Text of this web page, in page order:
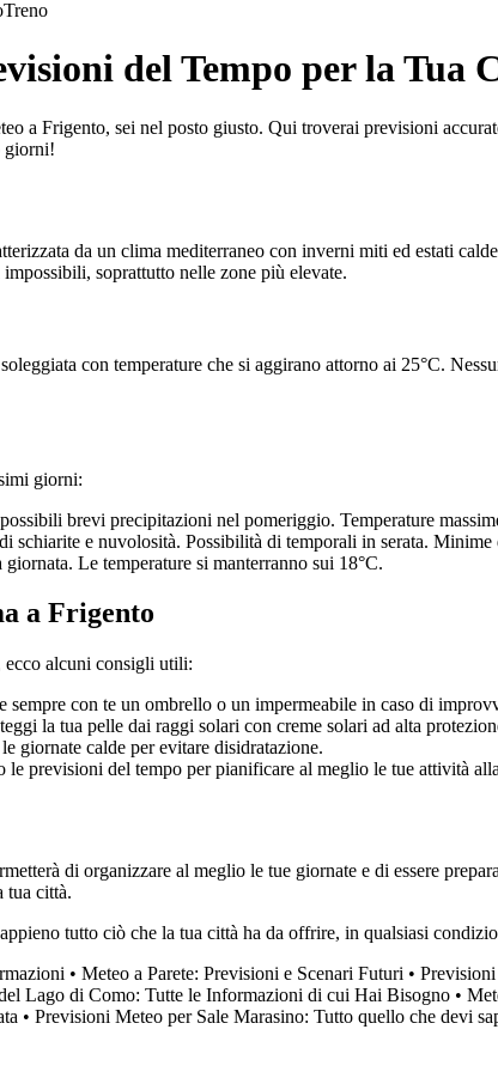
Treno
del Tempo per la Tua
a Frigento, sei nel posto giusto. Qui troverai previsioni
giorni!
da un clima mediterraneo con inverni miti ed estati
soprattutto nelle zone più elevate.
con temperature che si aggirano attorno ai 25°C.
giorni:
brevi precipitazioni nel pomeriggio. Temperature
schiarite e nuvolosità. Possibilità di temporali in serata. Minime
Le temperature si manterranno sui 18°C.
a Frigento
ecco alcuni consigli utili:
sempre con te un ombrello o un impermeabile in caso di
la tua pelle dai raggi solari con creme solari ad alta
giornate calde per evitare disidratazione.
le previsioni del tempo per pianificare al meglio le tue attività
di organizzare al meglio le tue giornate e di essere
tua città.
tutto ciò che la tua città ha da offrire, in qualsiasi
• Meteo a Parete: Previsioni e Scenari Futuri •
Lago di Como: Tutte le Informazioni di cui Hai Bisogno •
• Previsioni Meteo per Sale Marasino: Tutto quello che devi